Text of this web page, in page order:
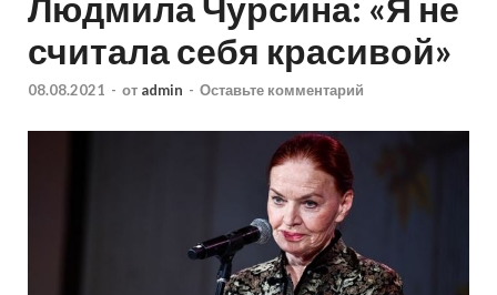
считала себя красивой»
08.08.2021 - от admin - Оставьте комментарий